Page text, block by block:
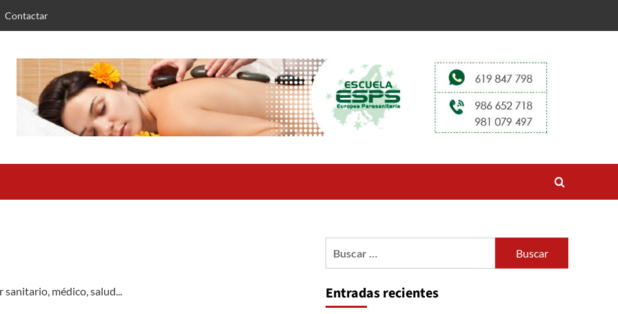
Contactar
médico, salud... Entradas recientes